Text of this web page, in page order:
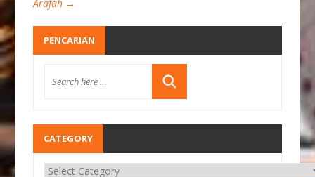
Arafah →
PENCARIAN
CATEGORY